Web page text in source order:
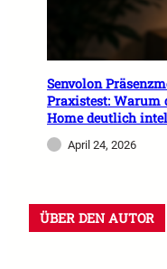
Senvolon
Praxistest: Warum
Home deutlich
April 24, 2026
ÜBER DEN AUTOR